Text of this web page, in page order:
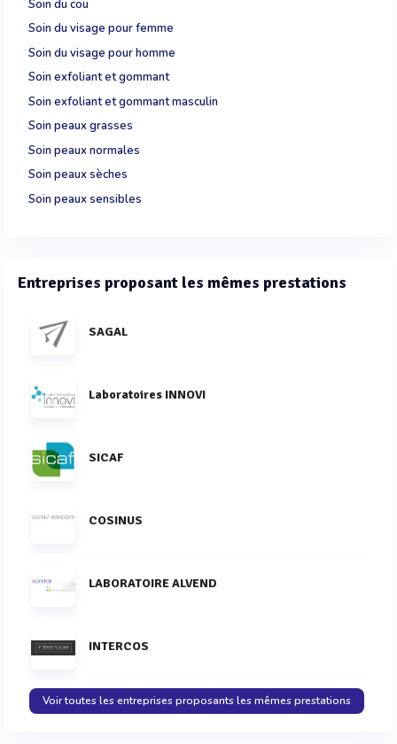
Soin du cou
Soin du visage pour femme
Soin du visage pour homme
Soin exfoliant et gommant
Soin exfoliant et gommant masculin
Soin peaux grasses
Soin peaux normales
Soin peaux sèches
Soin peaux sensibles
Entreprises proposant les mêmes prestations
SAGAL
Laboratoires INNOVI
SICAF
COSINUS
LABORATOIRE ALVEND
INTERCOS
Voir toutes les entreprises proposants les mêmes prestations